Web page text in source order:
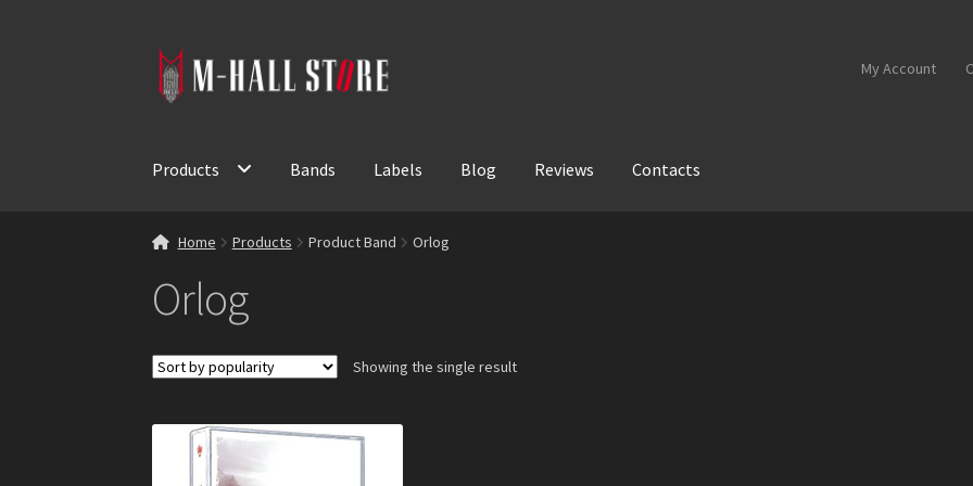
Skip
to
Skip
to
My Account
Products Bands Labels Blog Reviews Contacts
Home Products Product Band Orlog
Orlog
Showing the single result